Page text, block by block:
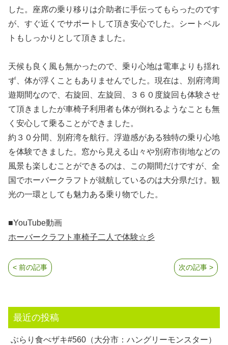
した。座席の乗り移りは介助者に手伝ってもらったのです
が、すぐ近くでサポートして頂き安心でした。シートベル
トもしっかりとして頂きました。
天候も良く風も無かったので、乗り心地は電車よりも揺れ
ず、体が浮くこともありませんでした。現在は、別府湾周
遊期間なので、右旋回、左旋回、３６０度旋回も体験させ
て頂きましたが車椅子利用者も体が倒れるようなことも無
く安心して乗ることができました。
約３０分間、別府湾を航行。浮遊感がある独特の乗り心地
を体験できました。窓から見える山々や別府市街地などの
風景も楽しむことができるのは、この期間だけですが、全
国でホーバークラフトが就航しているのは大分県だけ。観
光の一環としても魅力ある乗り物でした。
■YouTube動画
ホーバークラフト車椅子二人で体験☆彡
次の記事 >
< 前の記事
最近の投稿
ぶらり食べザキ#560（大分市：ハングリーモンスター）